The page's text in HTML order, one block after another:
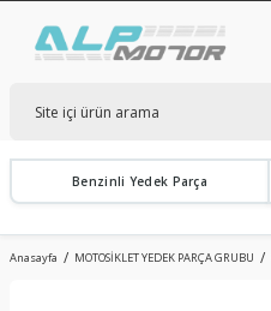
Benzinli Yedek Parça
Anasayfa MOTOSİKLET YEDEK PARÇA GRUBU